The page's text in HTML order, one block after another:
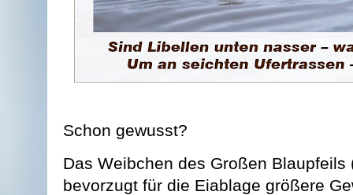
Schon gewusst?
Das Weibchen des Großen
bevorzugt für die Eiablage größere